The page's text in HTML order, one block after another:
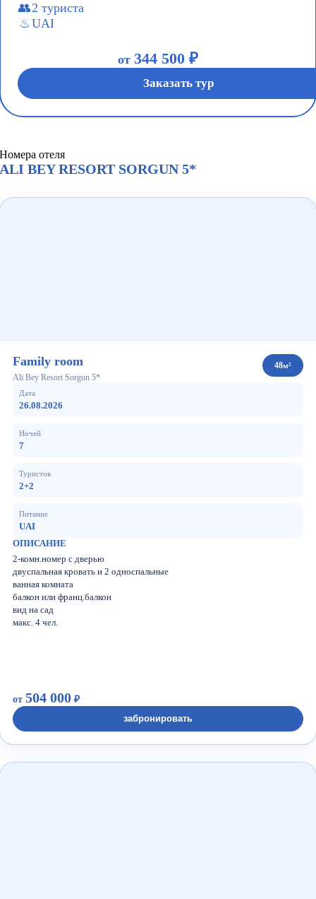
2 туриста
UAI
от 344 500 ₽
Заказать тур
Номера отеля
ALI BEY RESORT SORGUN 5*
Family room
Ali Bey Resort Sorgun 5*
48м²
Дата
26.08.2026
Ночей
7
Туристов
2+2
Питание
UAI
ОПИСАНИЕ
2-комн.номер с дверью
двуспальная кровать и 2 односпальные
ванная комната
балкон или франц.балкон
вид на сад
макс. 4 чел.
от504 000 ₽
забронировать